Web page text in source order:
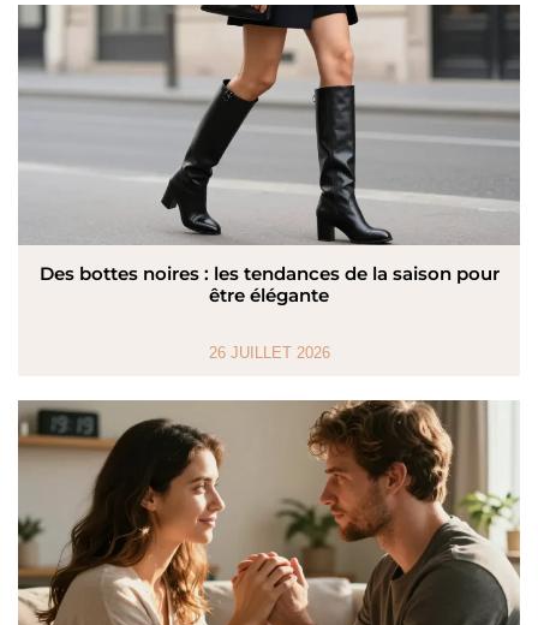
Des bottes noires : les tendances de la saison pour
être élégante
26 JUILLET 2026